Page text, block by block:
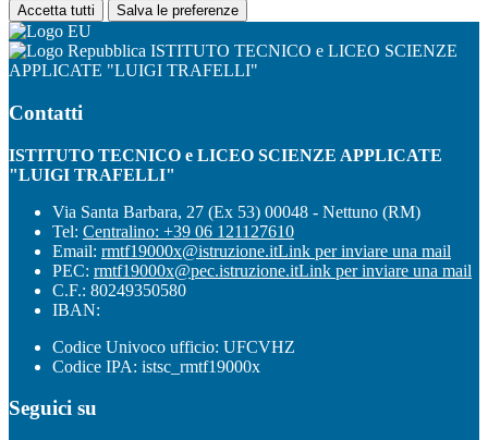
Accetta tutti Salva le preferenze
ISTITUTO TECNICO e LICEO SCIENZE
APPLICATE "LUIGI TRAFELLI"
Contatti
ISTITUTO TECNICO e LICEO SCIENZE APPLICATE
"LUIGI TRAFELLI"
Via Santa Barbara, 27 (Ex 53) 00048 - Nettuno (RM)
Tel: Centralino: +39 06 121127610
Email: rmtf19000x@istruzione.itLink per inviare una mail
PEC: rmtf19000x@pec.istruzione.itLink per inviare una mail
C.F.: 80249350580
IBAN:
Codice Univoco ufficio: UFCVHZ
Codice IPA: istsc_rmtf19000x
Seguici su